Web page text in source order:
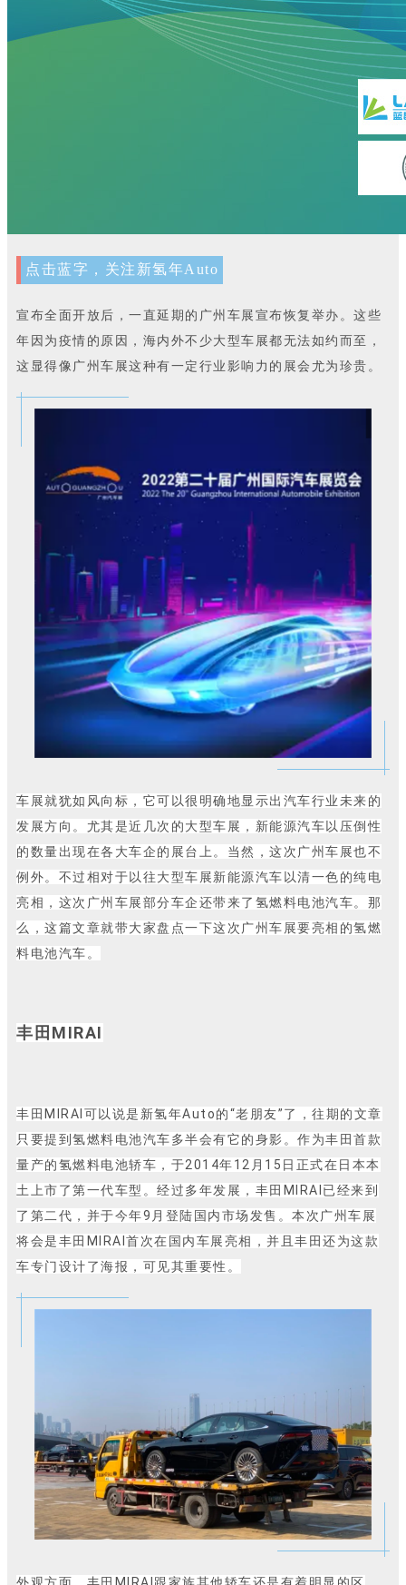
点击蓝字，关注新氢年Auto
宣布全面开放后，一直延期的广州车展宣布恢复举办。这些
年因为疫情的原因，海内外不少大型车展都无法如约而至，
这显得像广州车展这种有一定行业影响力的展会尤为珍贵。
车展就犹如风向标，它可以很明确地显示出汽车行业未来的
发展方向。尤其是近几次的大型车展，新能源汽车以压倒性
的数量出现在各大车企的展台上。当然，这次广州车展也不
例外。不过相对于以往大型车展新能源汽车以清一色的纯电
亮相，这次广州车展部分车企还带来了氢燃料电池汽车。那
么，这篇文章就带大家盘点一下这次广州车展要亮相的氢燃
料电池汽车。
丰田MIRAI
丰田MIRAI可以说是新氢年Auto的“老朋友”了，往期的文章
只要提到氢燃料电池汽车多半会有它的身影。作为丰田首款
量产的氢燃料电池轿车，于2014年12月15日正式在日本本
土上市了第一代车型。经过多年发展，丰田MIRAI已经来到
了第二代，并于今年9月登陆国内市场发售。本次广州车展
将会是丰田MIRAI首次在国内车展亮相，并且丰田还为这款
车专门设计了海报，可见其重要性。
外观方面，丰田MIRAI跟家族其他轿车还是有着明显的区